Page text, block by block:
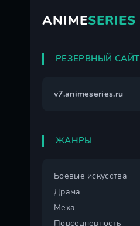
ANIMESERIES
РЕЗЕРВНЫЙ САЙТ
v7.animeseries.ru
ЖАНРЫ
Боевые искусства
Драма
Меха
Повседневность